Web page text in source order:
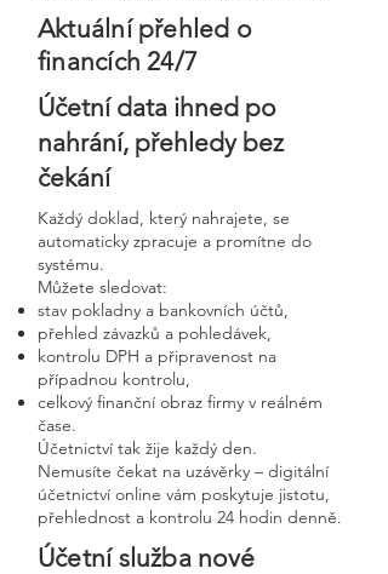
Aktuální přehled o
financích 24/7
Účetní data ihned po
nahrání, přehledy bez
čekání
Každý doklad, který nahrajete, se
automaticky zpracuje a promítne do
systému.
Můžete sledovat:
stav pokladny a bankovních účtů,
přehled závazků a pohledávek,
kontrolu DPH a připravenost na
případnou kontrolu,
celkový finanční obraz firmy v reálném
čase.
Účetnictví tak žije každý den.
Nemusíte čekat na uzávěrky – digitální
účetnictví online vám poskytuje jistotu,
přehlednost a kontrolu 24 hodin denně.
Účetní služba nové